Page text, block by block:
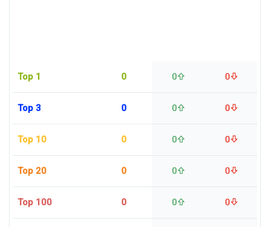
Top 1 0 0 0
Top 3 0 0 0
Top 10 0 0 0
Top 20 0 0 0
Top 100 0 0 0